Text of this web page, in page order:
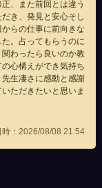
、また前回とは違う
き、発見と安心そし
らの仕事に前向きな
。占ってもらうのに
わったら良いのか教
心構えができ気持ち
生凄さに感動と感謝
ただきたいと思いま
時：2026/08/08 21:54